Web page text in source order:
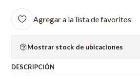
Agregar a la lista de favoritos
Mostrar stock de ubicaciones
DESCRIPCIÓN